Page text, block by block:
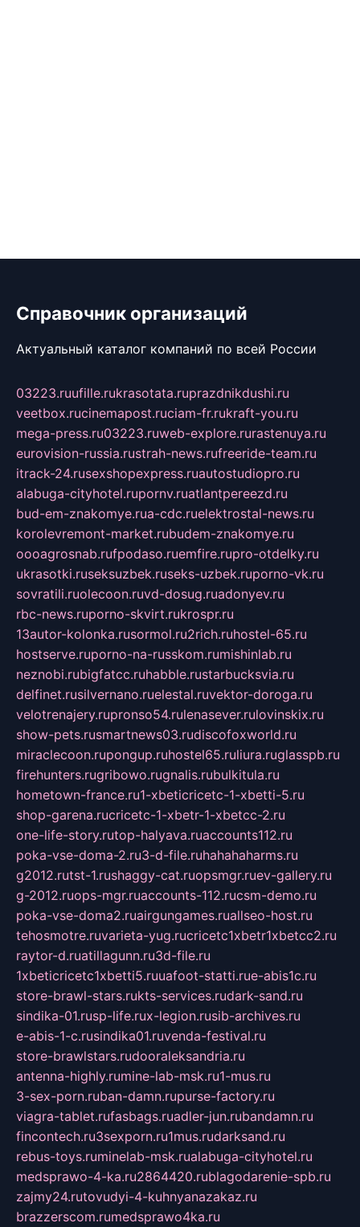
Справочник организаций
Актуальный каталог компаний по всей России
03223.ruufille.rukrasotata.ruprazdnikdushi.ru
veetbox.rucinemapost.ruciam-fr.rukraft-you.ru
mega-press.ru03223.ruweb-explore.rurastenuya.ru
eurovision-russia.rustrah-news.rufreeride-team.ru
itrack-24.rusexshopexpress.ruautostudiopro.ru
alabuga-cityhotel.rupornv.ruatlantpereezd.ru
bud-em-znakomye.rua-cdc.ruelektrostal-news.ru
korolevremont-market.rubudem-znakomye.ru
oooagrosnab.rufpodaso.ruemfire.rupro-otdelky.ru
ukrasotki.ruseksuzbek.ruseks-uzbek.ruporno-vk.ru
sovratili.ruolecoon.ruvd-dosug.ruadonyev.ru
rbc-news.ruporno-skvirt.rukrospr.ru
13autor-kolonka.rusormol.ru2rich.ruhostel-65.ru
hostserve.ruporno-na-russkom.rumishinlab.ru
neznobi.rubigfatcc.ruhabble.rustarbucksvia.ru
delfinet.rusilvernano.ruelestal.ruvektor-doroga.ru
velotrenajery.rupronso54.rulenasever.rulovinskix.ru
show-pets.rusmartnews03.rudiscofoxworld.ru
miraclecoon.rupongup.ruhostel65.ruliura.ruglasspb.ru
firehunters.rugribowo.rugnalis.rubulkitula.ru
hometown-france.ru1-xbeticricetc-1-xbetti-5.ru
shop-garena.rucricetc-1-xbetr-1-xbetcc-2.ru
one-life-story.rutop-halyava.ruaccounts112.ru
poka-vse-doma-2.ru3-d-file.ruhahahaharms.ru
g2012.rutst-1.rushaggy-cat.ruopsmgr.ruev-gallery.ru
g-2012.ruops-mgr.ruaccounts-112.rucsm-demo.ru
poka-vse-doma2.ruairgungames.ruallseo-host.ru
tehosmotre.ruvarieta-yug.rucricetc1xbetr1xbetcc2.ru
raytor-d.ruatillagunn.ru3d-file.ru
1xbeticricetc1xbetti5.ruuafoot-statti.rue-abis1c.ru
store-brawl-stars.rukts-services.rudark-sand.ru
sindika-01.rusp-life.rux-legion.rusib-archives.ru
e-abis-1-c.rusindika01.ruvenda-festival.ru
store-brawlstars.rudooraleksandria.ru
antenna-highly.rumine-lab-msk.ru1-mus.ru
3-sex-porn.ruban-damn.rupurse-factory.ru
viagra-tablet.rufasbags.ruadler-jun.rubandamn.ru
fincontech.ru3sexporn.ru1mus.rudarksand.ru
rebus-toys.ruminelab-msk.rualabuga-cityhotel.ru
medsprawo-4-ka.ru2864420.rublagodarenie-spb.ru
zajmy24.rutovudyi-4-kuhnyanazakaz.ru
brazzerscom.rumedsprawo4ka.ru